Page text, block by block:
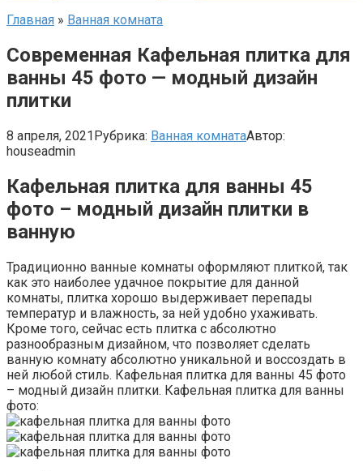
Главная » Ванная комната
Современная Кафельная плитка для
ванны 45 фото — модный дизайн
плитки
8 апреля, 2021Рубрика: Ванная комнатаАвтор:
houseadmin
Кафельная плитка для ванны 45
фото – модный дизайн плитки в
ванную
Традиционно ванные комнаты оформляют плиткой, так
как это наиболее удачное покрытие для данной
комнаты, плитка хорошо выдерживает перепады
температур и влажность, за ней удобно ухаживать.
Кроме того, сейчас есть плитка с абсолютно
разнообразным дизайном, что позволяет сделать
ванную комнату абсолютно уникальной и воссоздать в
ней любой стиль. Кафельная плитка для ванны 45 фото
– модный дизайн плитки. Кафельная плитка для ванны
фото: